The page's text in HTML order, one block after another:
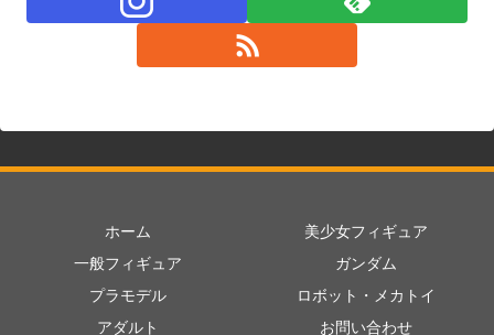
ホーム
美少女フィギュア
一般フィギュア
ガンダム
プラモデル
ロボット・メカトイ
アダルト
お問い合わせ